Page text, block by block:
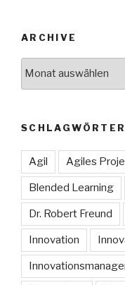
ARCHIVE
SCHLAGWÖRTER
Agil Agiles
Blended Learning
Dr. Robert Freund
Innovation